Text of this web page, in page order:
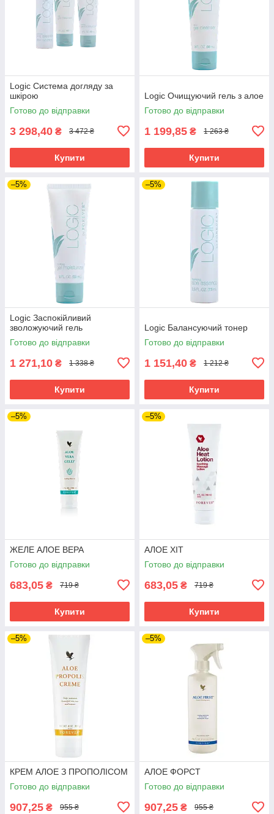
Logic Система догляду за
шкірою
Готово до відправки
3 298,40 ₴ 3 472 ₴
Купити
Logic Очищуючий гель з алое
Готово до відправки
1 199,85 ₴ 1 263 ₴
Купити
–5%
Logic Заспокійливий
зволожуючий гель
Готово до відправки
1 271,10 ₴ 1 338 ₴
Купити
–5%
Logic Балансуючий тонер
Готово до відправки
1 151,40 ₴ 1 212 ₴
Купити
–5%
ЖЕЛЕ АЛОЕ ВЕРА
Готово до відправки
683,05 ₴ 719 ₴
Купити
–5%
АЛОЕ ХІТ
Готово до відправки
683,05 ₴ 719 ₴
Купити
–5%
КРЕМ АЛОЕ З ПРОПОЛІСОМ
Готово до відправки
907,25 ₴ 955 ₴
–5%
АЛОЕ ФОРСТ
Готово до відправки
907,25 ₴ 955 ₴